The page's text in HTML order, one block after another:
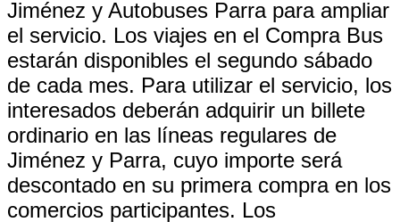
Jiménez y Autobuses Parra para ampliar
el servicio. Los viajes en el Compra Bus
estarán disponibles el segundo sábado
de cada mes. Para utilizar el servicio, los
interesados deberán adquirir un billete
ordinario en las líneas regulares de
Jiménez y Parra, cuyo importe será
descontado en su primera compra en los
comercios participantes. Los